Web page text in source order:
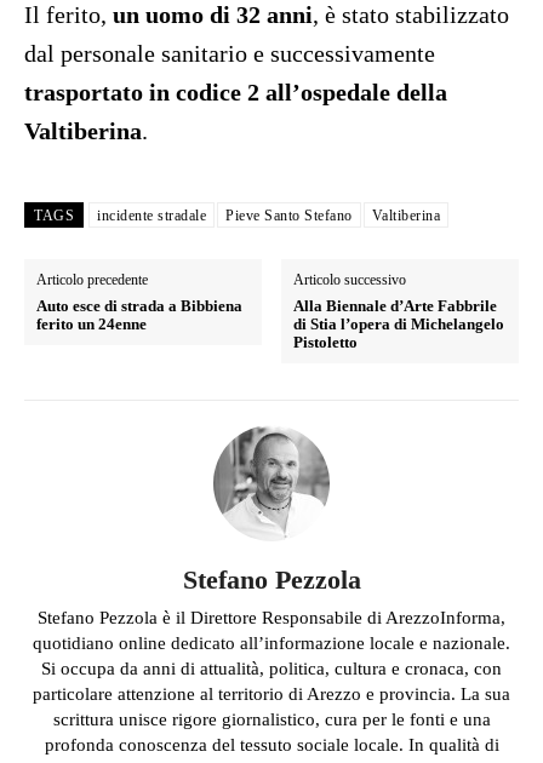
Il ferito, un uomo di 32 anni, è stato stabilizzato
dal personale sanitario e successivamente
trasportato in codice 2 all’ospedale della
Valtiberina.
TAGS incidente stradale Pieve Santo Stefano Valtiberina
Articolo precedente
Auto esce di strada a Bibbiena
ferito un 24enne
Articolo successivo
Alla Biennale d’Arte Fabbrile
di Stia l’opera di Michelangelo
Pistoletto
Stefano Pezzola
Stefano Pezzola è il Direttore Responsabile di ArezzoInforma,
quotidiano online dedicato all’informazione locale e nazionale.
Si occupa da anni di attualità, politica, cultura e cronaca, con
particolare attenzione al territorio di Arezzo e provincia. La sua
scrittura unisce rigore giornalistico, cura per le fonti e una
profonda conoscenza del tessuto sociale locale. In qualità di